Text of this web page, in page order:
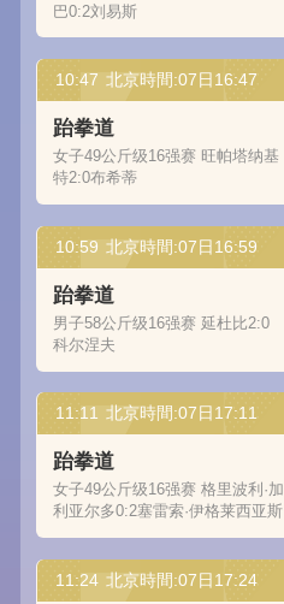
巴0:2刘易斯
10:47 北京時間:07日16:47
跆拳道
女子49公斤级16强赛 旺帕塔纳基
特2:0布希蒂
10:59 北京時間:07日16:59
跆拳道
男子58公斤级16强赛 延杜比2:0
科尔涅夫
11:11 北京時間:07日17:11
跆拳道
女子49公斤级16强赛 格里波利·加
利亚尔多0:2塞雷索·伊格莱西亚斯
11:24 北京時間:07日17:24